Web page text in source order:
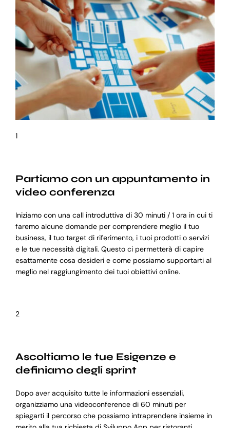
1
Partiamo con un appuntamento in
video conferenza
Iniziamo con una call introduttiva di 30 minuti / 1 ora in cui ti
faremo alcune domande per comprendere meglio il tuo
business, il tuo target di riferimento, i tuoi prodotti o servizi
e le tue necessità digitali. Questo ci permetterà di capire
esattamente cosa desideri e come possiamo supportarti al
meglio nel raggiungimento dei tuoi obiettivi online.
2
Ascoltiamo le tue Esigenze e
definiamo degli sprint
Dopo aver acquisito tutte le informazioni essenziali,
organizziamo una videoconference di 60 minuti per
spiegarti il percorso che possiamo intraprendere insieme in